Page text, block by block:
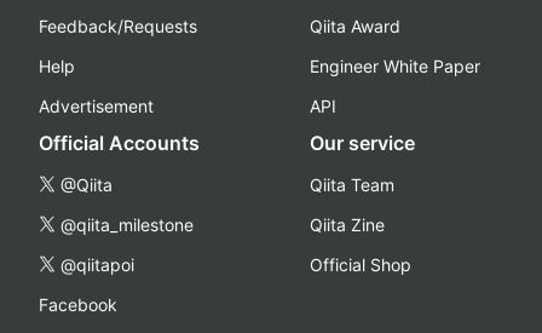
Feedback/Requests
Help
Advertisement
Qiita Award
Engineer White Paper
API
Official Accounts
@Qiita
@qiita_milestone
@qiitapoi
Facebook
Our service
Qiita Team
Qiita Zine
Official Shop